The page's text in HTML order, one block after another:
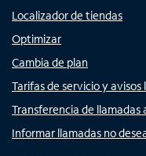
Localizador de tiendas
Optimizar
Cambia de plan
Tarifas de servicio y avisos
Transferencia de
Informar llamadas no